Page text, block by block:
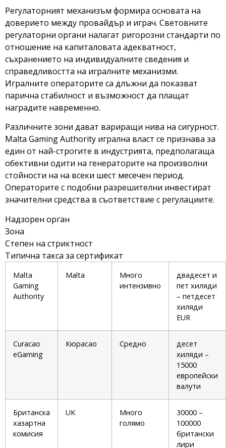
Регулаторният механизъм формира основата на
доверието между провайдър и играч. Световните
регулаторни органи налагат ригорозни стандарти по
отношение на капиталовата адекватност,
съхранението на индивидуалните сведения и
справедливостта на игралните механизми.
Игралните операторите са длъжни да показват
парична стабилност и възможност да плащат
наградите навременно.
Различните зони дават вариращи нива на сигурност.
Malta Gaming Authority игрална власт се признава за
един от най-строгите в индустрията, предполагаща
обективни одити на генераторите на произволни
стойности на на всеки шест месечен период.
Операторите с подобни разрешителни инвестират
значителни средства в съответствие с регулациите.
Надзорен орган
Зона
Степен на стриктност
Типична такса за сертификат
Malta
Gaming
Authority
Malta
Много
интензивно
двадесет и
пет хиляди
– петдесет
хиляди
EUR
Curacao
eGaming
Кюрасао Средно
десет
хиляди –
15000
европейски
валути
Британска
хазартна
комисия
UK
Много
голямо
30000 –
100000
британски
лири